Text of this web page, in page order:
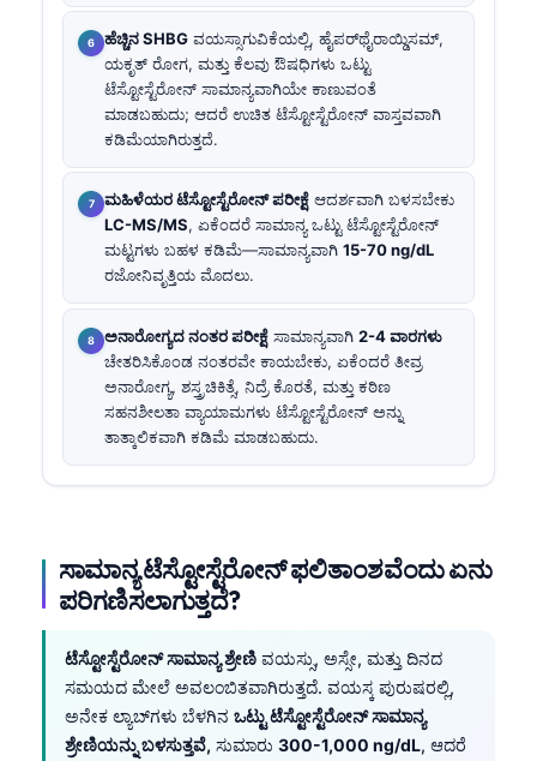
ಹೆಚ್ಚಿನ SHBG ವಯಸ್ಸಾಗುವಿಕೆಯಲ್ಲಿ, ಹೈಪರ್‌ಥೈರಾಯ್ಡಿಸಮ್,
ಯಕೃತ್ ರೋಗ, ಮತ್ತು ಕೆಲವು ಔಷಧಿಗಳು ಒಟ್ಟು
ಟೆಸ್ಟೋಸ್ಟೆರೋನ್ ಸಾಮಾನ್ಯವಾಗಿಯೇ ಕಾಣುವಂತೆ
ಮಾಡಬಹುದು; ಆದರೆ ಉಚಿತ ಟೆಸ್ಟೋಸ್ಟೆರೋನ್ ವಾಸ್ತವವಾಗಿ
ಕಡಿಮೆಯಾಗಿರುತ್ತದೆ.
ಮಹಿಳೆಯರ ಟೆಸ್ಟೋಸ್ಟೆರೋನ್ ಪರೀಕ್ಷೆ ಆದರ್ಶವಾಗಿ ಬಳಸಬೇಕು
LC-MS/MS, ಏಕೆಂದರೆ ಸಾಮಾನ್ಯ ಒಟ್ಟು ಟೆಸ್ಟೋಸ್ಟೆರೋನ್
ಮಟ್ಟಗಳು ಬಹಳ ಕಡಿಮೆ—ಸಾಮಾನ್ಯವಾಗಿ 15-70 ng/dL
ರಜೋನಿವೃತ್ತಿಯ ಮೊದಲು.
ಅನಾರೋಗ್ಯದ ನಂತರ ಪರೀಕ್ಷೆ ಸಾಮಾನ್ಯವಾಗಿ 2-4 ವಾರಗಳು
ಚೇತರಿಸಿಕೊಂಡ ನಂತರವೇ ಕಾಯಬೇಕು, ಏಕೆಂದರೆ ತೀವ್ರ
ಅನಾರೋಗ್ಯ, ಶಸ್ತ್ರಚಿಕಿತ್ಸೆ, ನಿದ್ರೆ ಕೊರತೆ, ಮತ್ತು ಕಠಿಣ
ಸಹನಶೀಲತಾ ವ್ಯಾಯಾಮಗಳು ಟೆಸ್ಟೋಸ್ಟೆರೋನ್ ಅನ್ನು
ತಾತ್ಕಾಲಿಕವಾಗಿ ಕಡಿಮೆ ಮಾಡಬಹುದು.
ಸಾಮಾನ್ಯ ಟೆಸ್ಟೋಸ್ಟೆರೋನ್ ಫಲಿತಾಂಶವೆಂದು ಏನು
ಪರಿಗಣಿಸಲಾಗುತ್ತದೆ?
ಟೆಸ್ಟೋಸ್ಟೆರೋನ್ ಸಾಮಾನ್ಯ ಶ್ರೇಣಿ ವಯಸ್ಸು, ಅಸ್ಸೇ, ಮತ್ತು ದಿನದ
ಸಮಯದ ಮೇಲೆ ಅವಲಂಬಿತವಾಗಿರುತ್ತದೆ. ವಯಸ್ಕ ಪುರುಷರಲ್ಲಿ,
ಅನೇಕ ಲ್ಯಾಬ್‌ಗಳು ಬೆಳಗಿನ ಒಟ್ಟು ಟೆಸ್ಟೋಸ್ಟೆರೋನ್ ಸಾಮಾನ್ಯ
ಶ್ರೇಣಿಯನ್ನು ಬಳಸುತ್ತವೆ, ಸುಮಾರು 300-1,000 ng/dL, ಆದರೆ